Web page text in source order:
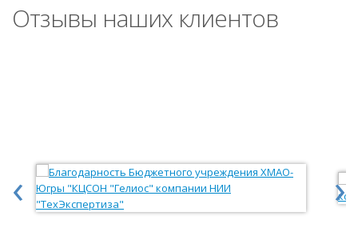
Отзывы наших клиентов
‹ ›